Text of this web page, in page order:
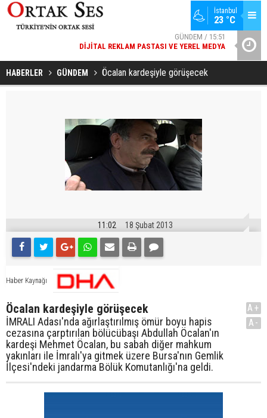
İstanbul
23 °C
GÜNDEM / 15:51
DIJITAL REKLAM PASTASI VE YEREL MEDYA
GENÇLERBIRLIĞI SPOR KULÜBÜNDEN AÇIKLAMA GELDI
HABERLER GÜNDEM Öcalan kardeşiyle görüşecek
11:02 18 Şubat 2013
Haber Kaynağı
Öcalan kardeşiyle görüşecek
İMRALI Adası'nda ağırlaştırılmış ömür boyu hapis
cezasına çarptırılan bölücübaşı Abdullah Öcalan'ın
kardeşi Mehmet Öcalan, bu sabah diğer mahkum
yakınları ile İmralı'ya gitmek üzere Bursa'nın Gemlik
İlçesi'ndeki jandarma Bölük Komutanlığı'na geldi.
A+
A-